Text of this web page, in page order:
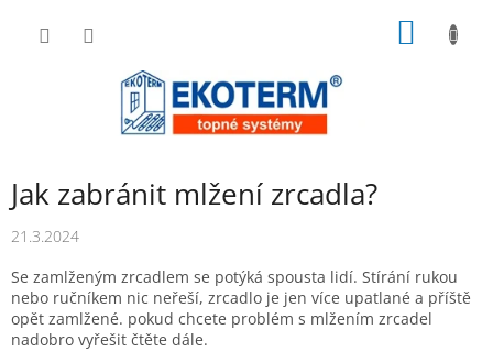
Jak zabránit mlžení zrcadla?
21.3.2024
Se zamlženým zrcadlem se potýká spousta lidí. Stírání rukou
nebo ručníkem nic neřeší, zrcadlo je jen více upatlané a příště
opět zamlžené. pokud chcete problém s mlžením zrcadel
nadobro vyřešit čtěte dále.